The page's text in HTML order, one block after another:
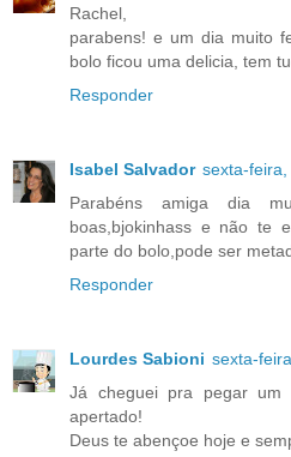
Rachel,
parabens! e um dia muito
bolo ficou uma delicia, tem
Responder
Isabel Salvador sexta-feira,
Parabéns amiga dia
boas,bjokinhass e não te
parte do bolo,pode ser
Responder
Lourdes Sabioni sexta-
Já cheguei pra pegar
apertado!
Deus te abençoe hoje e